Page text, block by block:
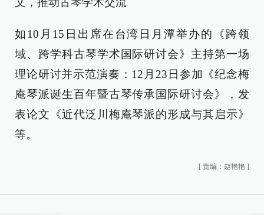
如10月15日出席在台湾日月潭举办的《跨领
域、跨学科古琴学术国际研讨会》主持第一场
理论研讨并示范演奏：12月23日参加《纪念梅
庵琴派诞生百年暨古琴传承国际研讨会》，发
表论文《近代泛川梅庵琴派的形成与其启示》
等。
[ 责编：赵艳艳 ]